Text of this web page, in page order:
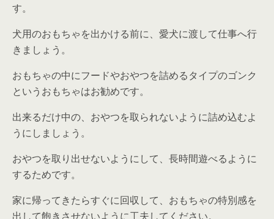
す。
犬用のおもちゃを出かける前に、愛犬に渡して仕事へ行
きましょう。
おもちゃの中にフードやおやつを詰めるタイプのゴンク
というおもちゃはお勧めです。
出来るだけ中の、おやつを取られないように詰め込むよ
うにしましょう。
おやつを取り出せないようにして、長時間遊べるように
するためです。
家に帰ってきたらすぐに回収して、おもちゃの特別感を
出して飽きさせないように工夫してください。